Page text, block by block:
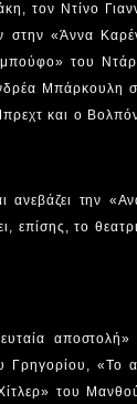
τον Ντίνο
στην «Άννα
του
Μπάρκουλη
και ο
την
επίσης, το
«Το
του